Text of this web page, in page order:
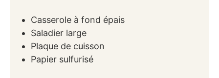
Casserole à fond épais
Saladier large
Plaque de cuisson
Papier sulfurisé